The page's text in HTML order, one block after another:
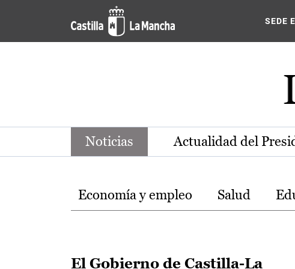
Pasar al contenido principal
Noticias de la región de SEDE
Noticias Actualidad del
Temas
Economía y empleo Salud
El Gobierno de Castilla-La